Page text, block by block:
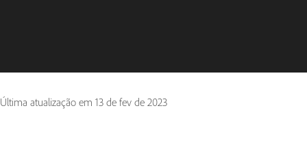
Última atualização em 13 de fev de 2023